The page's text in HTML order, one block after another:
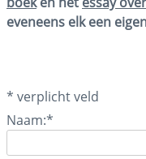
eveneens elk een
* verplicht veld
Naam:*